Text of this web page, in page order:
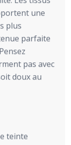
une
plus
parfaite
pas avec
doux au
teinte